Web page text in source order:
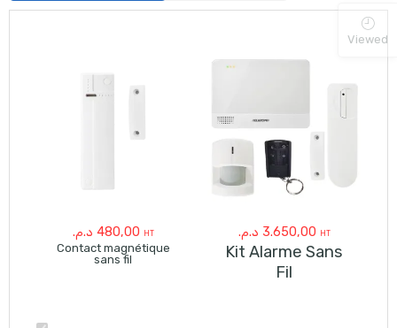
480,00 د.م. HT
Contact magnétique
sans fil
3.650,00 د.م. HT
Kit Alarme Sans
Fil
Viewed